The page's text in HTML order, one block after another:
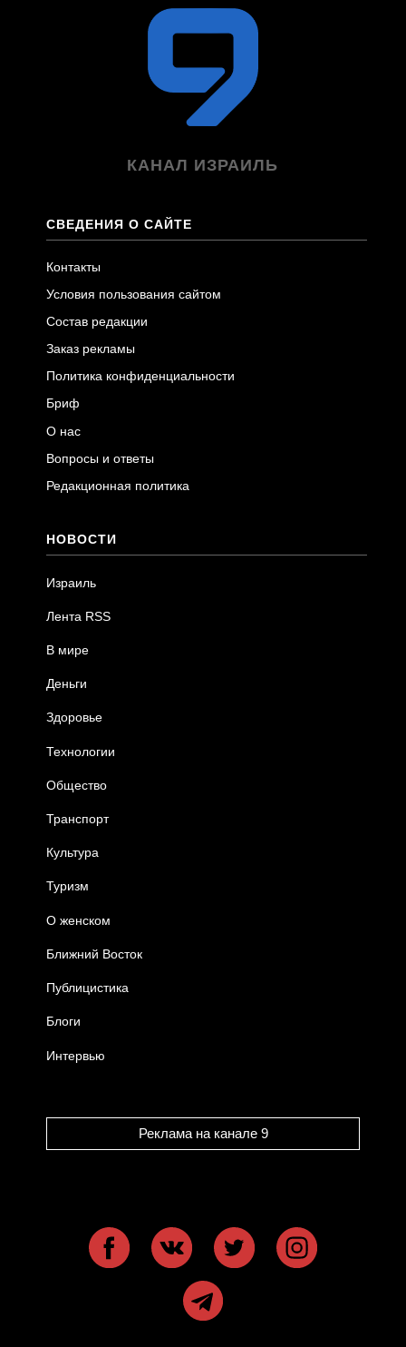
КАНАЛ ИЗРАИЛЬ
СВЕДЕНИЯ О САЙТЕ
Контакты
Условия пользования сайтом
Состав редакции
Заказ рекламы
Политика конфиденциальности
Бриф
О нас
Вопросы и ответы
Редакционная политика
НОВОСТИ
Израиль
Лента RSS
В мире
Деньги
Здоровье
Технологии
Общество
Транспорт
Культура
Туризм
О женском
Ближний Восток
Публицистика
Блоги
Интервью
Реклама на канале 9